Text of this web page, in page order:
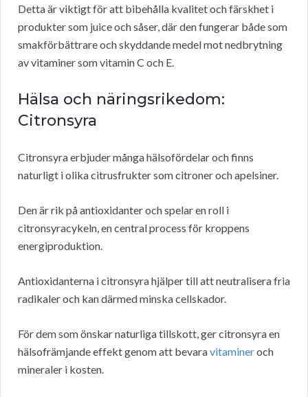
Detta är viktigt för att bibehålla kvalitet och färskhet i
produkter som juice och såser, där den fungerar både som
smakförbättrare och skyddande medel mot nedbrytning
av vitaminer som vitamin C och E.
Hälsa och näringsrikedom:
Citronsyra
Citronsyra erbjuder många hälsofördelar och finns
naturligt i olika citrusfrukter som citroner och apelsiner.
Den är rik på antioxidanter och spelar en roll i
citronsyracykeln, en central process för kroppens
energiproduktion.
Antioxidanterna i citronsyra hjälper till att neutralisera fria
radikaler och kan därmed minska cellskador.
För dem som önskar naturliga tillskott, ger citronsyra en
hälsofrämjande effekt genom att bevaravitamineroch
mineraler i kosten.